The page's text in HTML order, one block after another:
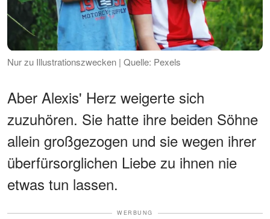
Nur zu Illustrationszwecken | Quelle: Pexels
Aber Alexis' Herz weigerte sich
zuzuhören. Sie hatte ihre beiden Söhne
allein großgezogen und sie wegen ihrer
überfürsorglichen Liebe zu ihnen nie
etwas tun lassen.
WERBUNG